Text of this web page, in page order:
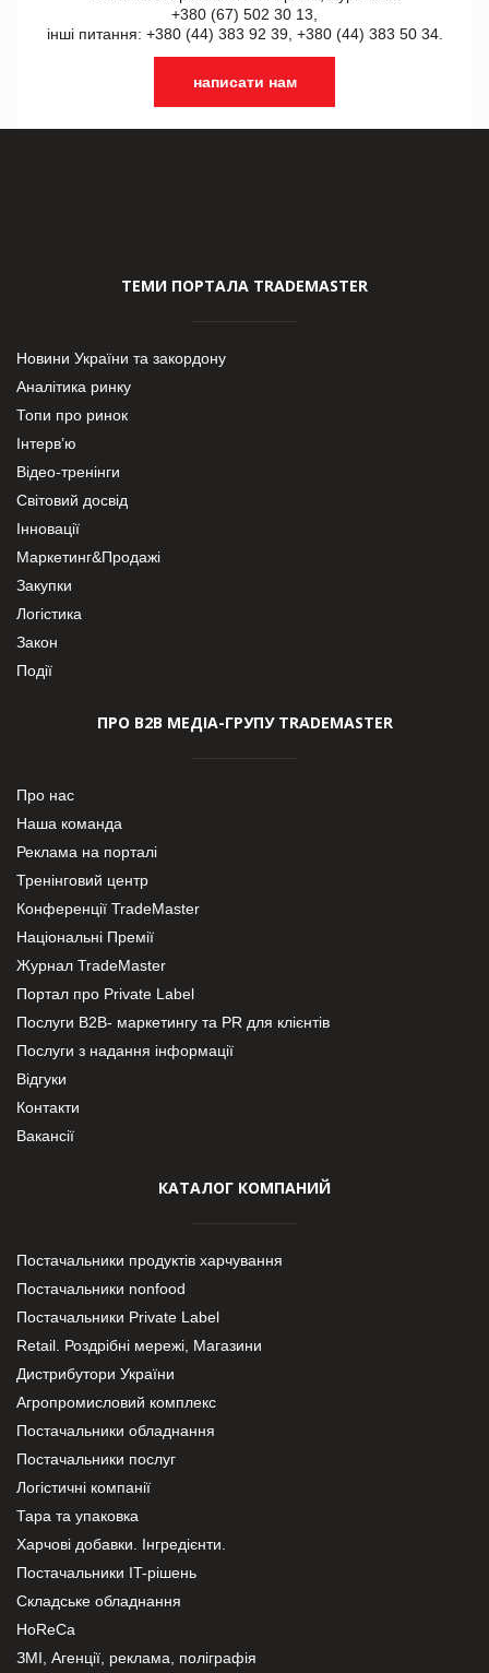
+380 (67) 502 30 13,
інші питання: +380 (44) 383 92 39, +380 (44) 383 50 34.
написати нам
ТЕМИ ПОРТАЛА TRADEMASTER
Новини України та закордону
Аналітика ринку
Топи про ринок
Інтерв’ю
Відео-тренінги
Світовий досвід
Інновації
Маркетинг&Продажі
Закупки
Логістика
Закон
Події
ПРО В2В МЕДІА-ГРУПУ TRADEMASTER
Про нас
Наша команда
Реклама на порталі
Тренінговий центр
Конференції TradeMaster
Національні Премії
Журнал TradeMaster
Портал про Private Label
Послуги В2В- маркетингу та PR для клієнтів
Послуги з надання інформації
Відгуки
Контакти
Вакансії
КАТАЛОГ КОМПАНИЙ
Постачальники продуктів харчування
Постачальники nonfood
Постачальники Private Label
Retail. Роздрібні мережі, Магазини
Дистрибутори України
Агропромисловий комплекс
Постачальники обладнання
Постачальники послуг
Логістичні компанії
Тара та упаковка
Харчові добавки. Інгредієнти.
Постачальники IT-рішень
Складське обладнання
HoReCa
ЗМІ, Агенції, реклама, поліграфія